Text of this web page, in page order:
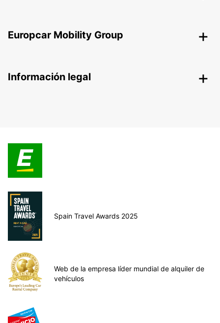
Europcar Mobility Group
Información legal
Spain Travel Awards 2025
Web de la empresa líder mundial de alquiler de
vehículos